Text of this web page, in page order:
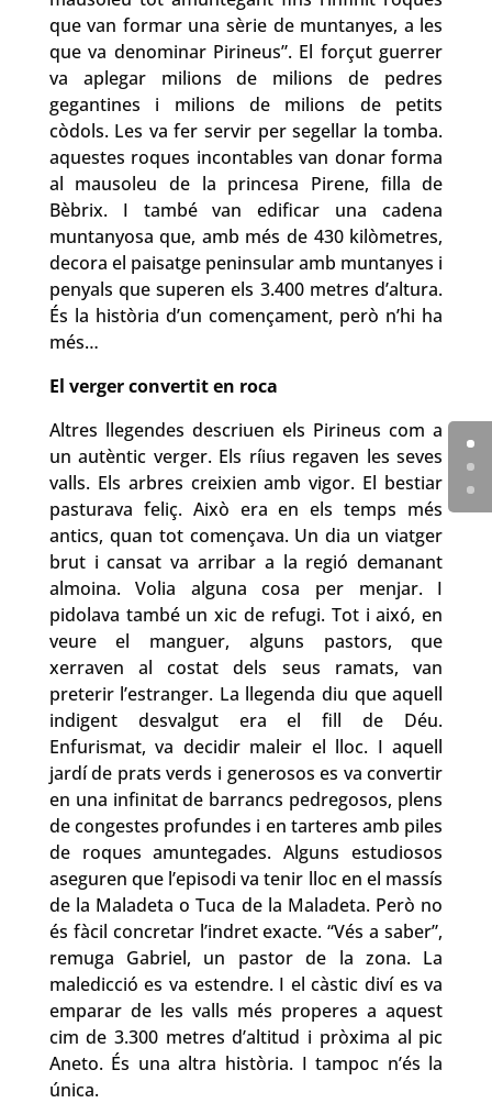
que van formar una sèrie de muntanyes, a les
que va denominar Pirineus”. El forçut guerrer
va aplegar milions de milions de pedres
gegantines i milions de milions de petits
còdols. Les va fer servir per segellar la tomba.
aquestes roques incontables van donar forma
al mausoleu de la princesa Pirene, filla de
Bèbrix. I també van edificar una cadena
muntanyosa que, amb més de 430 kilòmetres,
decora el paisatge peninsular amb muntanyes i
penyals que superen els 3.400 metres d’altura.
És la història d’un començament, però n’hi ha
més…
El verger convertit en roca
Altres llegendes descriuen els Pirineus com a
un autèntic verger. Els ríius regaven les seves
valls. Els arbres creixien amb vigor. El bestiar
pasturava feliç. Això era en els temps més
antics, quan tot començava. Un dia un viatger
brut i cansat va arribar a la regió demanant
almoina. Volia alguna cosa per menjar. I
pidolava també un xic de refugi. Tot i aixó, en
veure el manguer, alguns pastors, que
xerraven al costat dels seus ramats, van
preterir l’estranger. La llegenda diu que aquell
indigent desvalgut era el fill de Déu.
Enfurismat, va decidir maleir el lloc. I aquell
jardí de prats verds i generosos es va convertir
en una infinitat de barrancs pedregosos, plens
de congestes profundes i en tarteres amb piles
de roques amuntegades. Alguns estudiosos
aseguren que l’episodi va tenir lloc en el massís
de la Maladeta o Tuca de la Maladeta. Però no
és fàcil concretar l’indret exacte. “Vés a saber”,
remuga Gabriel, un pastor de la zona. La
maledicció es va estendre. I el càstic diví es va
emparar de les valls més properes a aquest
cim de 3.300 metres d’altitud i pròxima al pic
Aneto. És una altra història. I tampoc n’és la
única.